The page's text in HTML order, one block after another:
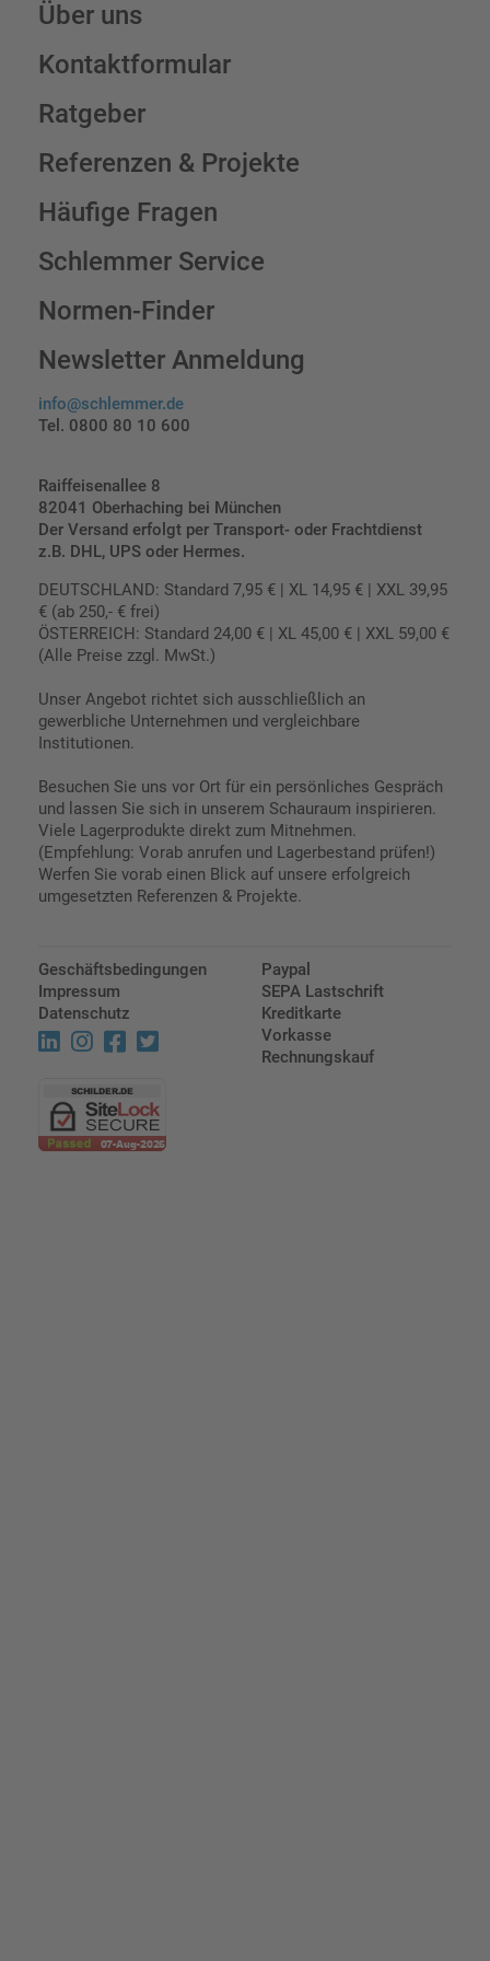
Über uns
Kontaktformular
Ratgeber
Referenzen & Projekte
Häufige Fragen
Schlemmer Service
Normen-Finder
Newsletter Anmeldung
info@schlemmer.de
Tel. 0800 80 10 600
Raiffeisenallee 8
82041 Oberhaching bei München
Der Versand erfolgt per Transport- oder Frachtdienst
z.B. DHL, UPS oder Hermes.
DEUTSCHLAND: Standard 7,95 € | XL 14,95 € | XXL 39,95
€ (ab 250,- € frei)
ÖSTERREICH: Standard 24,00 € | XL 45,00 € | XXL 59,00 €
(Alle Preise zzgl. MwSt.)
Unser Angebot richtet sich ausschließlich an
gewerbliche Unternehmen und vergleichbare
Institutionen.
Besuchen Sie uns vor Ort für ein persönliches Gespräch
und lassen Sie sich in unserem Schauraum inspirieren.
Viele Lagerprodukte direkt zum Mitnehmen.
(Empfehlung: Vorab anrufen und Lagerbestand prüfen!)
Werfen Sie vorab einen Blick auf unsere erfolgreich
umgesetzten Referenzen & Projekte.
Geschäftsbedingungen
Impressum
Datenschutz
Paypal
SEPA Lastschrift
Kreditkarte
Vorkasse
Rechnungskauf